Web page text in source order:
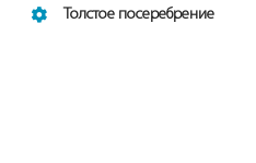
Толстое посеребрение